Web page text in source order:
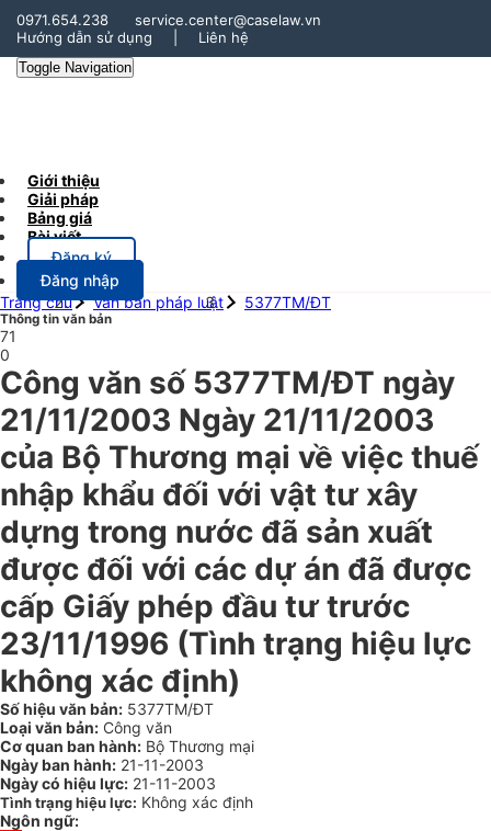
0971.654.238
service.center@caselaw.vn
Hướng dẫn sử dụng
Liên hệ
Toggle Navigation
Giới thiệu
Giải pháp
Bảng giá
Bài viết
Đăng ký
Đăng nhập
Trang chủ
Văn bản pháp luật 5377TM/ĐT
Thông tin văn bản
71
0
Công văn số 5377TM/ĐT ngày
21/11/2003 Ngày 21/11/2003
của Bộ Thương mại về việc thuế
nhập khẩu đối với vật tư xây
dựng trong nước đã sản xuất
được đối với các dự án đã được
cấp Giấy phép đầu tư trước
23/11/1996 (Tình trạng hiệu lực
không xác định)
Số hiệu văn bản: 5377TM/ĐT
Loại văn bản: Công văn
Cơ quan ban hành: Bộ Thương mại
Ngày ban hành: 21-11-2003
Ngày có hiệu lực: 21-11-2003
Tình trạng hiệu lực: Không xác định
Ngôn ngữ: